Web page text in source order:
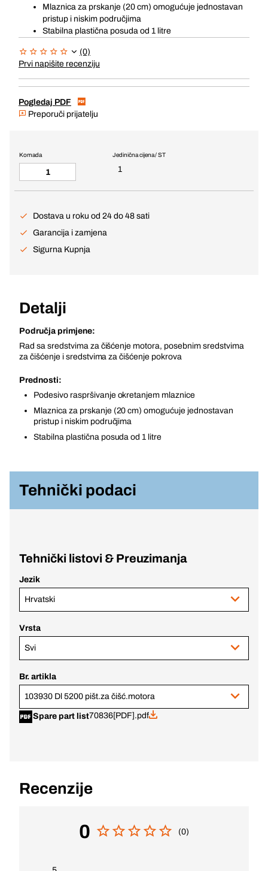
Mlaznica za prskanje (20 cm) omogućuje jednostavan
pristup i niskim područjima
Stabilna plastična posuda od 1 litre
(0)
Prvi napišite recenziju
Pogledaj PDF
Preporuči prijatelju
Jedinična cijena / ST
1
Komada
Dostava u roku od 24 do 48 sati
Garancija i zamjena
Sigurna Kupnja
Detalji
Područja primjene:
Rad sa sredstvima za čišćenje motora, posebnim sredstvima
za čišćenje i sredstvima za čišćenje pokrova
Prednosti:
Podesivo raspršivanje okretanjem mlaznice
Mlaznica za prskanje (20 cm) omogućuje jednostavan
pristup i niskim područjima
Stabilna plastična posuda od 1 litre
Tehnički podaci
Tehnički listovi & Preuzimanja
Jezik
Hrvatski
Vrsta
Svi
Br. artikla
103930 Dl 5200 pišt.za čišć.motora
Spare part list70836[PDF].pdf
Recenzije
0 (0)